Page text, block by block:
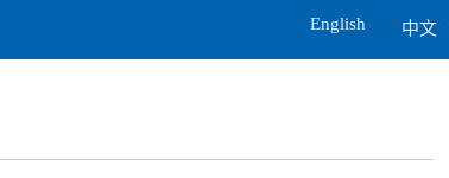
中文
English